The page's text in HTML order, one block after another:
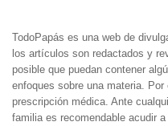
TodoPapás es una web de
los artículos son redactados y
posible que puedan contener
enfoques sobre una materia.
prescripción médica. Ante
familia es recomendable acudir